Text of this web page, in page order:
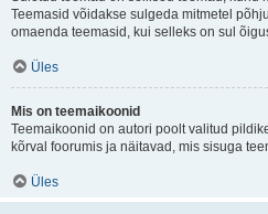
Teemasid võidakse sulgeda mitmetel
omaenda teemasid, kui selleks on sul
Üles
Mis on teemaikoonid
Teemaikoonid on autori poolt valitud
kõrval foorumis ja näitavad, mis sisuga
Üles